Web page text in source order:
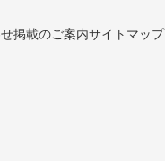
掲載のご案内サイトマップ